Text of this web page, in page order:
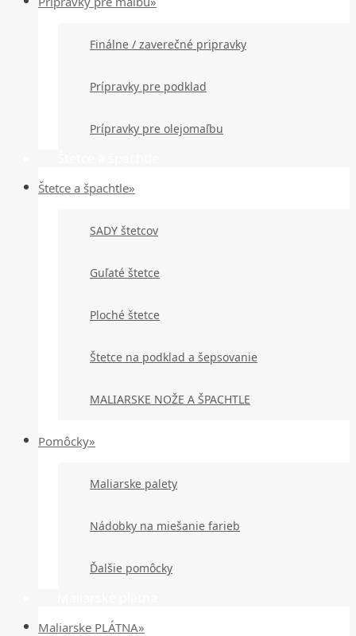
Finálne / zaverečné pripravky
Prípravky pre podklad
Prípravky pre olejomaľbu
Štetce a špachtle»
SADY štetcov
Guľaté štetce
Ploché štetce
Štetce na podklad a šepsovanie
MALIARSKE NOŽE A ŠPACHTLE
Pomôcky»
Maliarske palety
Nádobky na miešanie farieb
Ďalšie pomôcky
Maliarske PLÁTNA»